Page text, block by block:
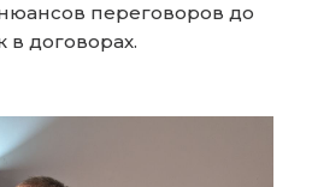
переговоров до
в договорах.